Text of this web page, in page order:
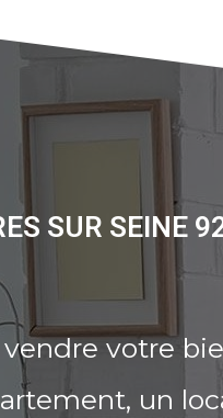
SUR SEINE
votre
un